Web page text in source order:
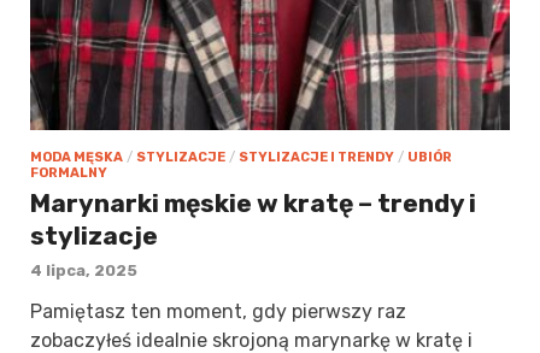
MODA MĘSKA / STYLIZACJE / STYLIZACJE I TRENDY / UBIÓR
FORMALNY
Marynarki męskie w kratę – trendy i
stylizacje
4 lipca, 2025
Pamiętasz ten moment, gdy pierwszy raz
zobaczyłeś idealnie skrojoną marynarkę w kratę i